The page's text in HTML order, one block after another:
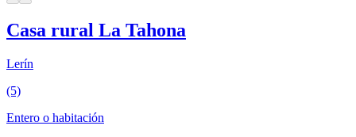
Casa rural La Tahona
Lerín
(5)
Entero o habitación